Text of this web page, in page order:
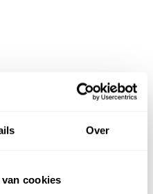
Over
cookies